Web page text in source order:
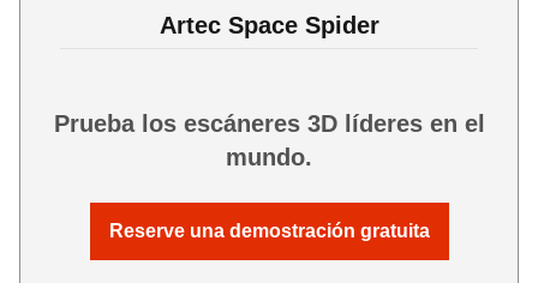
Artec Space Spider
Prueba los escáneres 3D líderes en el
mundo.
Reserve una demostración gratuita